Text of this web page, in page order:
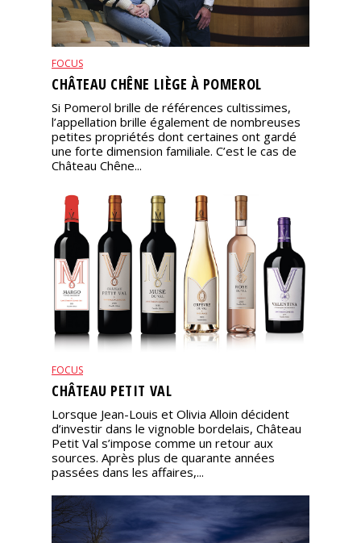
FOCUS
CHÂTEAU CHÊNE LIÈGE À POMEROL
Si Pomerol brille de références cultissimes,
l’appellation brille également de nombreuses
petites propriétés dont certaines ont gardé
une forte dimension familiale. C’est le cas de
Château Chêne...
FOCUS
CHÂTEAU PETIT VAL
Lorsque Jean-Louis et Olivia Alloin décident
d’investir dans le vignoble bordelais, Château
Petit Val s’impose comme un retour aux
sources. Après plus de quarante années
passées dans les affaires,...